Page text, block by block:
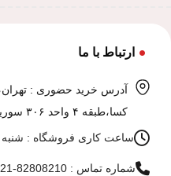
ارتباط با ما
آدرس خرید حضوری :
کسا،طبقه ۴ واحد ۳۰۶ سورین اسپرت
ساعت کاری فروشگاه : شنبه تا
شماره تماس : 82808210-021